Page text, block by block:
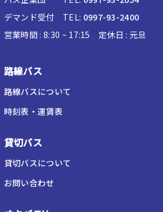
デマンド受付 TEL: 0997-93-2400
営業時間 : 8:30 ~ 17:15 定休日 : 元旦
路線バス
路線バスについて
時刻表・運賃表
貸切バス
貸切バスについて
お問い合わせ